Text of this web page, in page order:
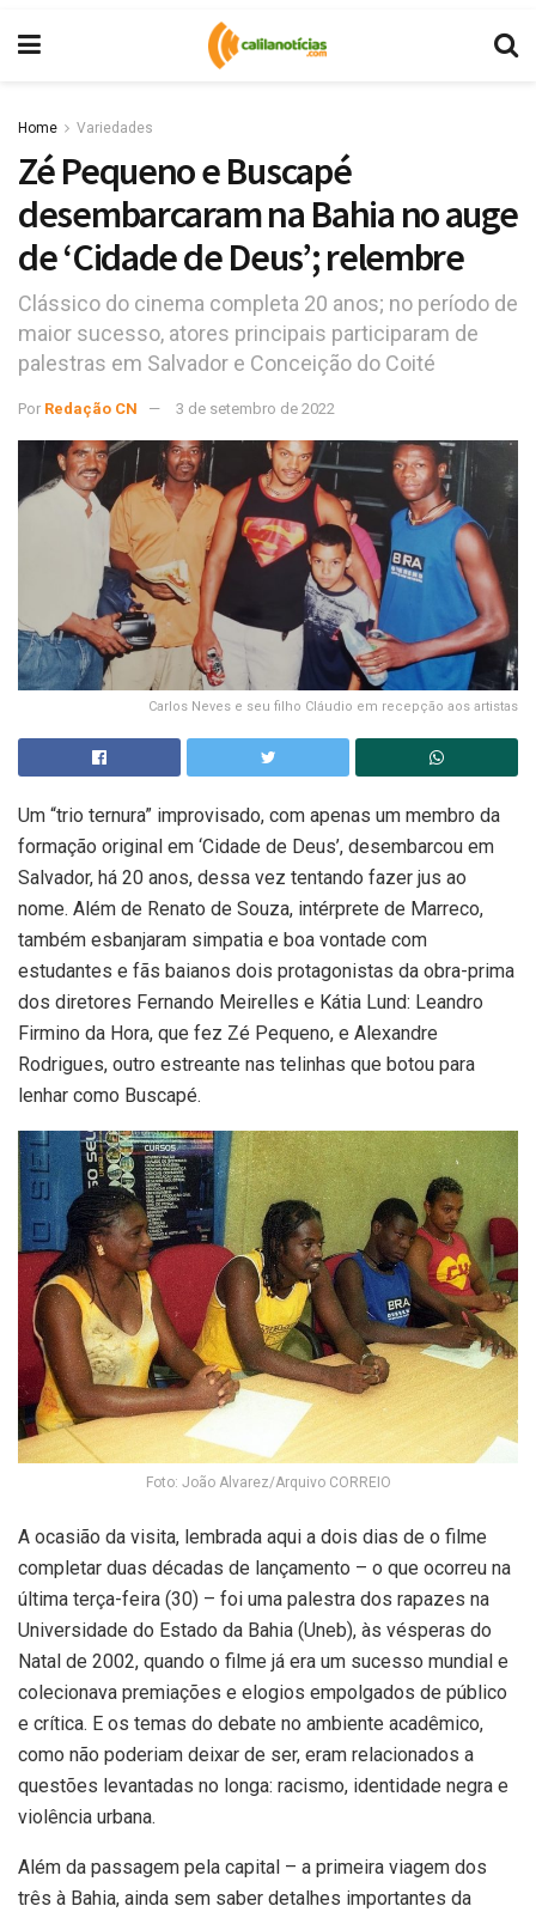
Home Variedades
Zé Pequeno e Buscapé
desembarcaram na Bahia no auge
de ‘Cidade de Deus’; relembre
Clássico do cinema completa 20 anos; no período de
maior sucesso, atores principais participaram de
palestras em Salvador e Conceição do Coité
Por Redação CN 3 de setembro de 2022
Carlos Neves e seu filho Cláudio em recepção aos artistas
Um “trio ternura” improvisado, com apenas um membro da
formação original em ‘Cidade de Deus’, desembarcou em
Salvador, há 20 anos, dessa vez tentando fazer jus ao
nome. Além de Renato de Souza, intérprete de Marreco,
também esbanjaram simpatia e boa vontade com
estudantes e fãs baianos dois protagonistas da obra-prima
dos diretores Fernando Meirelles e Kátia Lund: Leandro
Firmino da Hora, que fez Zé Pequeno, e Alexandre
Rodrigues, outro estreante nas telinhas que botou para
lenhar como Buscapé.
Foto: João Alvarez/Arquivo CORREIO
A ocasião da visita, lembrada aqui a dois dias de o filme
completar duas décadas de lançamento – o que ocorreu na
última terça-feira (30) – foi uma palestra dos rapazes na
Universidade do Estado da Bahia (Uneb), às vésperas do
Natal de 2002, quando o filme já era um sucesso mundial e
colecionava premiações e elogios empolgados de público
e crítica. E os temas do debate no ambiente acadêmico,
como não poderiam deixar de ser, eram relacionados a
questões levantadas no longa: racismo, identidade negra e
violência urbana.
Além da passagem pela capital – a primeira viagem dos
três à Bahia, ainda sem saber detalhes importantes da